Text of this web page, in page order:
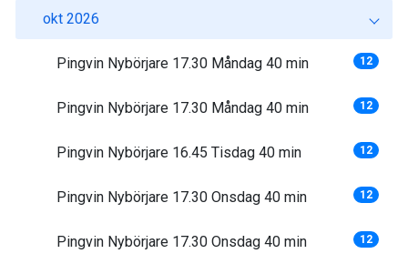
okt 2026
Pingvin Nybörjare 17.30 Måndag 40 min 12
Pingvin Nybörjare 17.30 Måndag 40 min 12
Pingvin Nybörjare 16.45 Tisdag 40 min 12
Pingvin Nybörjare 17.30 Onsdag 40 min 12
Pingvin Nybörjare 17.30 Onsdag 40 min 12